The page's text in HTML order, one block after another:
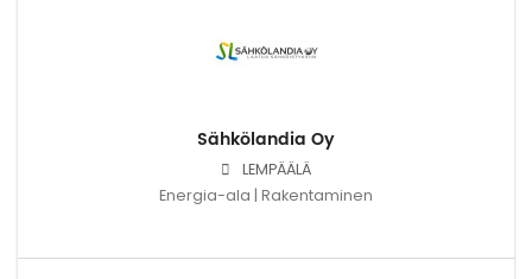
Sähkölandia Oy
LEMPÄÄLÄ
Energia-ala | Rakentaminen